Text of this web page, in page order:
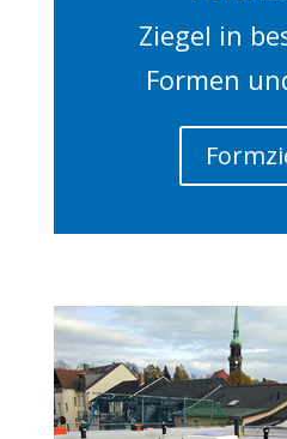
Ziegel in
Formen